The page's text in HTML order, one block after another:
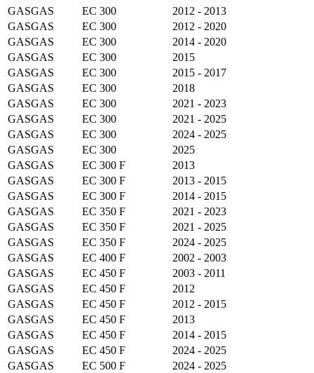
GASGAS
EC 300
2012 - 2013
GASGAS
EC 300
2012 - 2020
GASGAS
EC 300
2014 - 2020
GASGAS
EC 300
2015
GASGAS
EC 300
2015 - 2017
GASGAS
EC 300
2018
GASGAS
EC 300
2021 - 2023
GASGAS
EC 300
2021 - 2025
GASGAS
EC 300
2024 - 2025
GASGAS
EC 300
2025
GASGAS
EC 300 F
2013
GASGAS
EC 300 F
2013 - 2015
GASGAS
EC 300 F
2014 - 2015
GASGAS
EC 350 F
2021 - 2023
GASGAS
EC 350 F
2021 - 2025
GASGAS
EC 350 F
2024 - 2025
GASGAS
EC 400 F
2002 - 2003
GASGAS
EC 450 F
2003 - 2011
GASGAS
EC 450 F
2012
GASGAS
EC 450 F
2012 - 2015
GASGAS
EC 450 F
2013
GASGAS
EC 450 F
2014 - 2015
GASGAS
EC 450 F
2024 - 2025
GASGAS
EC 500 F
2024 - 2025